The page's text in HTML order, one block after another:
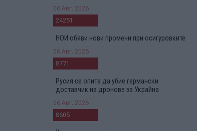
06 Авг. 2026
24251
НОИ обяви нови промени при осигуровките
06 Авг. 2026
8771
Русия се опита да убие германски
доставчик на дронове за Украйна
06 Авг. 2026
8605